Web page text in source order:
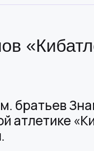
братьев
атлетике